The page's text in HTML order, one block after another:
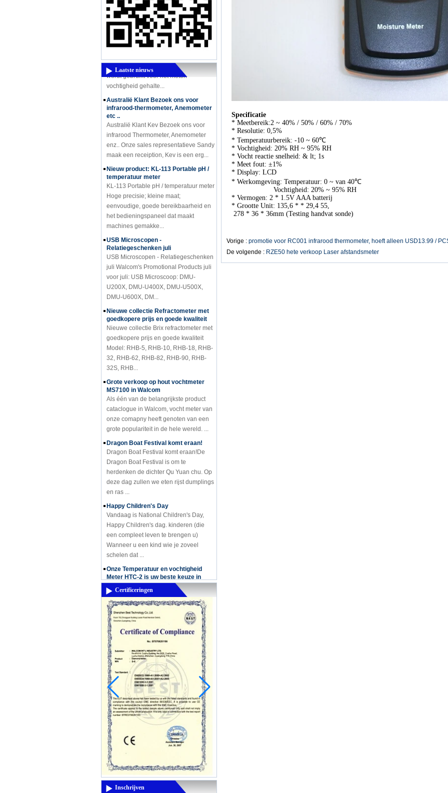
Laatste nieuws
Een krachtige nieuwe product komt -
High-Frequency vochtmeter DM300M
Een krachtige nieuwe product komt -
High-Frequency vochtmeter DM300M
High Frequency vochtmeter DM300
wordt gebruikt voor het meten
vochtigheid gehalte...
infrarood-thermometer, Anemometer
etc ..
Australië Klant Kev Bezoek ons ​​voor
infrarood Thermometer, Anemometer
enz.. Onze sales representatieve Sandy
maak een receiption, Kev is een erg...
temperatuur meter
KL-113 Portable pH / temperatuur meter
Hoge precisie; kleine maat;
eenvoudige, goede bereikbaarheid en
het bedieningspaneel dat maakt
machines gemakke...
Relatiegeschenken juli
USB Microscopen - Relatiegeschenken
juli Walcom's Promotional Products juli
voor juli: USB Microscoop: DMU-
U200X, DMU-U400X, DMU-U500X,
DMU-U600X, DM...
goedkopere prijs en goede kwaliteit
Nieuwe collectie Brix refractometer met
goedkopere prijs en goede kwaliteit
Model: RHB-5, RHB-10, RHB-18, RHB-
32, RHB-62, RHB-82, RHB-90, RHB-
32S, RHB...
MS7100 in Walcom
Als één van de belangrijkste product
cataclogue in Walcom, vocht meter van
onze comapny heeft genoten van een
grote populariteit in de hele wereld. ...
Dragon Boat Festival komt eraan!De
Dragon Boat Festival is om te
herdenken de dichter Qu Yuan chu. Op
deze dag zullen we eten rijst dumplings
en ras ...
Vandaag is National Children's Day,
Happy Children's dag. kinderen (die
een compleet leven te brengen u)
Wanneer u een kind wie je zoveel
schelen dat ...
Meter HTC-2 is uw beste keuze in
regenachtige dag
Onze Temperatuur en vochtigheid
Meter HTC-2 is uw beste keuze in
regenachtige dag In deze maand, is het
bijna rainning in China, in dit
regenseizoen, ...
Nieuw product: MD-6150 Digital
Underground Long Range Metal
Detector
MD-6150 Digital Underground Long
Range MetaaldetectorKenmerken
Graphic Target ID Cursor (12
segmenten) Discrimination: Accepteer /
Notch Weigeren Elec...
Thermal imaging camera
Display:2.8" color display
Resolutiuon:60x60 Thermal
sensitivity:0.15'C Temperature
range:-20'C~300'C(-4'F- 572'F)
Measuring accuracy:+/-2% digit...
3.5 inch LCD screen for viewing
Certificeringen
Inschrijven
Specificatie
* Meetbereik:2 ~ 40% / 50% / 60% / 70%
* Resolutie: 0,5%
* Temperatuurbereik: -10 ~ 60℃
* Vochtigheid: 20% RH ~ 95% RH
* Vocht reactie snelheid: & lt; 1s
* Meet fout: ±1%
* Display: LCD
* Werkomgeving: Temperatuur: 0 ~ van 40℃
Vochtigheid: 20% ~ 95% RH
* Vermogen: 2 * 1.5V AAA batterij
* Grootte Unit: 135,6 * * 29,4 55,
278 * 36 * 36mm (Testing handvat sonde)
Vorige : promotie voor RC001 infrarood thermometer, hoeft alleen USD13.99 /
De volgende : RZE50 hete verkoop Laser afstandsmeter